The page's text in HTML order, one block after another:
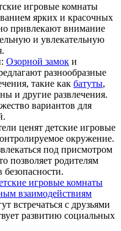
игровые комнаты
ярких и красочных
привлекают внимание
и увлекательную
Озорной замок и
разнообразные
такие как батуты,
и другие развлечения.
вариантов для
ценят детские игровые
окружение.
под присмотром
позволяет родителям
безопасности.
игровые комнаты
взаимодействиям
встречаться с друзьями
развитию социальных